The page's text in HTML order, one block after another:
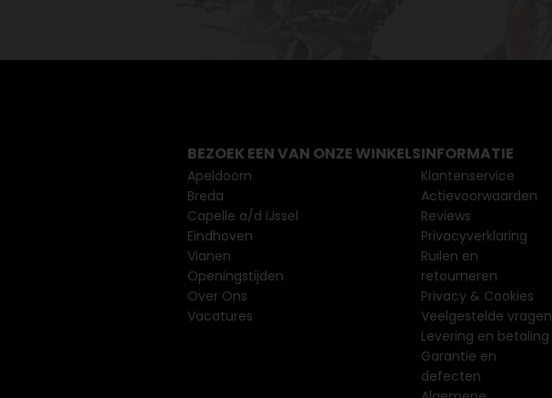
BEZOEK EEN VAN ONZE WINKELS
Apeldoorn
Breda
Capelle a/d IJssel
Eindhoven
Vianen
Openingstijden
Over Ons
Vacatures
INFORMATIE
Klantenservice
Actievoorwaarden
Reviews
Privacyverklaring
Ruilen en
retourneren
Privacy & Cookies
Veelgestelde vragen
Levering en betaling
Garantie en
defecten